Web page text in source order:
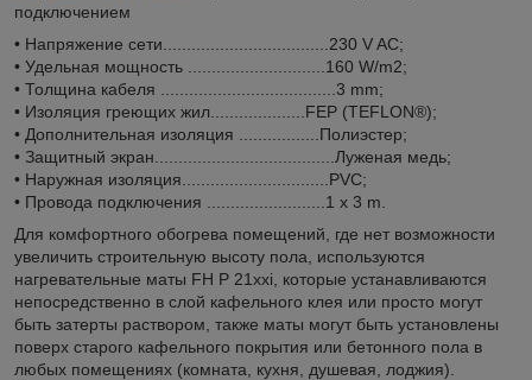
подключением
• Напряжение сети...................................230 V AC;
• Удельная мощность .............................160 W/m2;
• Толщина кабеля .....................................3 mm;
• Изоляция греющих жил....................FEP (TEFLON®);
• Дополнительная изоляция .................Полиэстер;
• Защитный экран......................................Луженая медь;
• Наружная изоляция...............................PVC;
• Провода подключения .........................1 x 3 m.
Для комфортного обогрева помещений, где нет возможности
увеличить строительную высоту пола, используются
нагревательные маты FH P 21xxi, которые устанавливаются
непосредственно в слой кафельного клея или просто могут
быть затерты раствором, также маты могут быть установлены
поверх старого кафельного покрытия или бетонного пола в
любых помещениях (комната, кухня, душевая, лоджия).